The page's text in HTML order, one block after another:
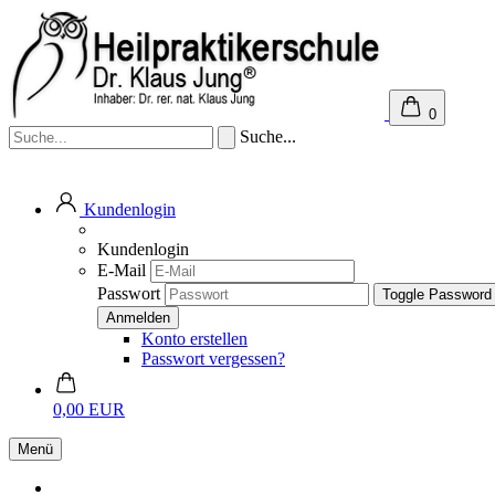
0
Suche...
Kundenlogin
Kundenlogin
E-Mail
Passwort
Toggle
Konto erstellen
Passwort vergessen?
0,00 EUR
Menü